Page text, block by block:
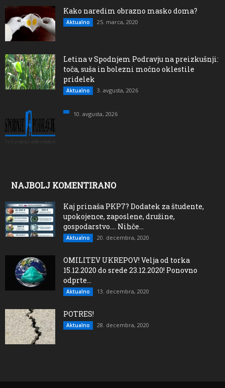
Kako naredim obrazno masko doma?
Aktualno 25. marca, 2020
Letina v Spodnjem Podravju na preizkušnji:
toča, suša in bolezni močno oklestile
pridelek
Aktualno 3. avgusta, 2026
10. avgusta, 2026
NAJBOLJ KOMENTIRANO
Kaj prinaša PKP7? Dodatek za študente,
upokojence, zaposlene, družine,
gospodarstvo…. Nihče...
Aktualno 20. decembra, 2020
OMILITEV UKREPOV! Velja od torka
15.12.2020 do srede 23.12.2020! Ponovno
odprte...
Aktualno 13. decembra, 2020
POTRES!
Aktualno 28. decembra, 2020